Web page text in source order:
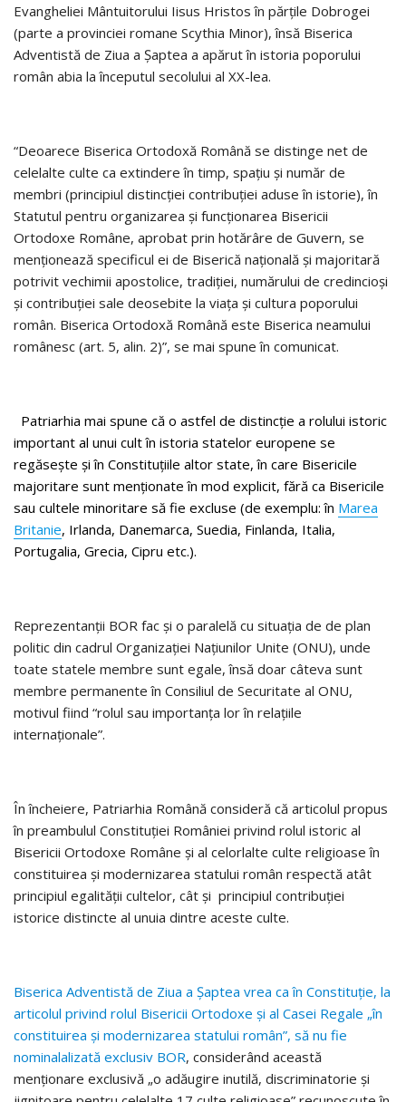
Evangheliei Mântuitorului Iisus Hristos în părţile Dobrogei
(parte a provinciei romane Scythia Minor), însă Biserica
Adventistă de Ziua a Şaptea a apărut în istoria poporului
român abia la începutul secolului al XX-lea.
“Deoarece Biserica Ortodoxă Română se distinge net de
celelalte culte ca extindere în timp, spaţiu şi număr de
membri (principiul distincţiei contribuţiei aduse în istorie), în
Statutul pentru organizarea şi funcţionarea Bisericii
Ortodoxe Române, aprobat prin hotărâre de Guvern, se
menţionează specificul ei de Biserică naţională şi majoritară
potrivit vechimii apostolice, tradiţiei, numărului de credincioşi
şi contribuţiei sale deosebite la viaţa şi cultura poporului
român. Biserica Ortodoxă Română este Biserica neamului
românesc (art. 5, alin. 2)”, se mai spune în comunicat.
Patriarhia mai spune că o astfel de distincţie a rolului istoric
important al unui cult în istoria statelor europene se
regăseşte şi în Constituţiile altor state, în care Bisericile
majoritare sunt menţionate în mod explicit, fără ca Bisericile
sau cultele minoritare să fie excluse (de exemplu: în Marea
Britanie, Irlanda, Danemarca, Suedia, Finlanda, Italia,
Portugalia, Grecia, Cipru etc.).
Reprezentanţii BOR fac şi o paralelă cu situaţia de de plan
politic din cadrul Organizaţiei Naţiunilor Unite (ONU), unde
toate statele membre sunt egale, însă doar câteva sunt
membre permanente în Consiliul de Securitate al ONU,
motivul fiind “rolul sau importanţa lor în relaţiile
internaţionale”.
În încheiere, Patriarhia Română consideră că articolul propus
în preambulul Constituţiei României privind rolul istoric al
Bisericii Ortodoxe Române şi al celorlalte culte religioase în
constituirea şi modernizarea statului român respectă atât
principiul egalităţii cultelor, cât şi principiul contribuţiei
istorice distincte al unuia dintre aceste culte.
Biserica Adventistă de Ziua a Şaptea vrea ca în Constituţie, la
articolul privind rolul Bisericii Ortodoxe şi al Casei Regale „în
constituirea şi modernizarea statului român”, să nu fie
nominalalizată exclusiv BOR, considerând această
menţionare exclusivă „o adăugire inutilă, discriminatorie şi